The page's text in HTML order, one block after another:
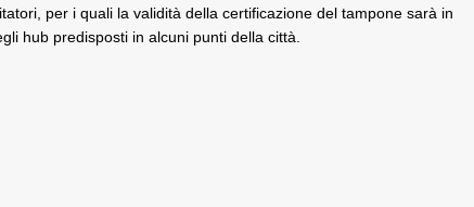
per i quali la validità della certificazione del tampone sarà in
hub predisposti in alcuni punti della città.